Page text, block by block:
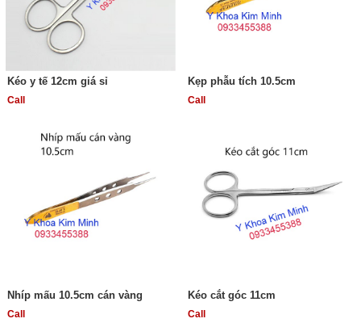
Kéo y tế 12cm giá sỉ
Call
Kẹp phẫu tích 10.5cm
Call
Nhíp mấu 10.5cm cán vàng
Call
Kéo cắt góc 11cm
Call